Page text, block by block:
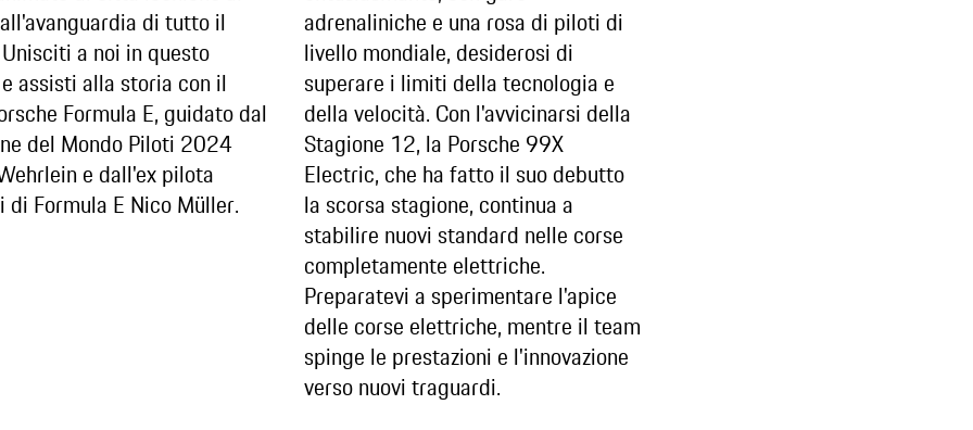
Series
di tutto il
a noi in questo
assisti alla storia con il
Formula E, guidato dal
del Mondo Piloti 2024
e dall'ex pilota
Formula E Nico Müller.
adrenaliniche e una rosa di piloti di
livello mondiale, desiderosi di
superare i limiti della tecnologia e
della velocità. Con l'avvicinarsi della
Stagione 12, la Porsche 99X
Electric, che ha fatto il suo debutto
la scorsa stagione, continua a
stabilire nuovi standard nelle corse
completamente elettriche.
Preparatevi a sperimentare l'apice
delle corse elettriche, mentre il team
spinge le prestazioni e l'innovazione
verso nuovi traguardi.